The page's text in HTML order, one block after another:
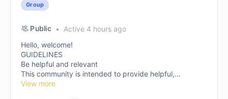
Group
Public
Active 4 hours ago
Hello, welcome!
GUIDELINES
Be helpful and relevant
This community is intended to provide helpful,...
View more